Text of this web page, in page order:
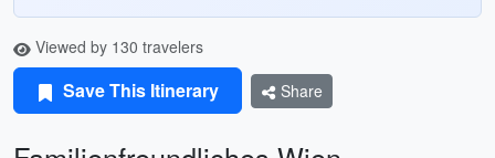
Viewed by 130 travelers
Save This Itinerary Share